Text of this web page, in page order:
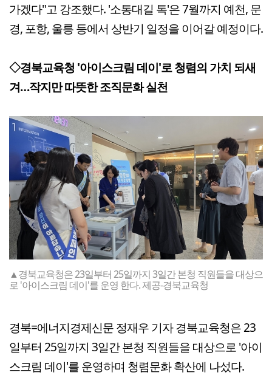
가겠다"고 강조했다. '소통대길 톡'은 7월까지 예천, 문
경, 포항, 울릉 등에서 상반기 일정을 이어갈 예정이다.
◇경북교육청 '아이스크림 데이'로 청렴의 가치 되새
겨…작지만 따뜻한 조직문화 실천
▲경북교육청은 23일부터 25일까지 3일간 본청 직원들을 대상으
로 '아이스크림 데이'를 운영 한다. 제공-경북교육청
경북=에너지경제신문 정재우 기자 경북교육청은 23
일부터 25일까지 3일간 본청 직원들을 대상으로 '아이
스크림 데이'를 운영하며 청렴문화 확산에 나섰다.